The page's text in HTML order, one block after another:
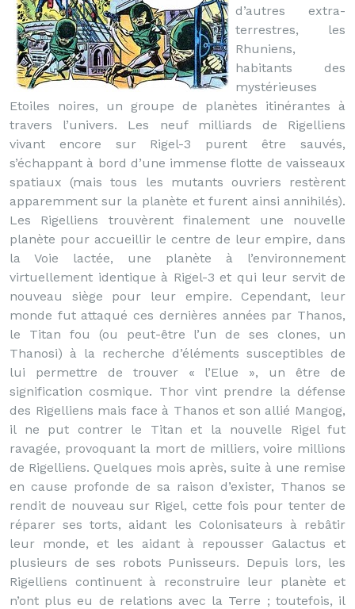
d’autres extra-
terrestres, les
Rhuniens,
habitants des
mystérieuses
Etoiles noires, un groupe de planètes itinérantes à
travers l’univers. Les neuf milliards de Rigelliens
vivant encore sur Rigel-3 purent être sauvés,
s’échappant à bord d’une immense flotte de vaisseaux
spatiaux (mais tous les mutants ouvriers restèrent
apparemment sur la planète et furent ainsi annihilés).
Les Rigelliens trouvèrent finalement une nouvelle
planète pour accueillir le centre de leur empire, dans
la Voie lactée, une planète à l’environnement
virtuellement identique à Rigel-3 et qui leur servit de
nouveau siège pour leur empire. Cependant, leur
monde fut attaqué ces dernières années par Thanos,
le Titan fou (ou peut-être l’un de ses clones, un
Thanosi) à la recherche d’éléments susceptibles de
lui permettre de trouver « l’Elue », un être de
signification cosmique. Thor vint prendre la défense
des Rigelliens mais face à Thanos et son allié Mangog,
il ne put contrer le Titan et la nouvelle Rigel fut
ravagée, provoquant la mort de milliers, voire millions
de Rigelliens. Quelques mois après, suite à une remise
en cause profonde de sa raison d’exister, Thanos se
rendit de nouveau sur Rigel, cette fois pour tenter de
réparer ses torts, aidant les Colonisateurs à rebâtir
leur monde, et les aidant à repousser Galactus et
plusieurs de ses robots Punisseurs. Depuis lors, les
Rigelliens continuent à reconstruire leur planète et
n’ont plus eu de relations avec la Terre ; toutefois, il